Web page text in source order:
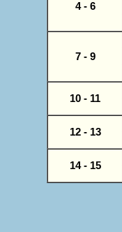
4 - 6
7 - 9
10 - 11
12 - 13
14 - 15